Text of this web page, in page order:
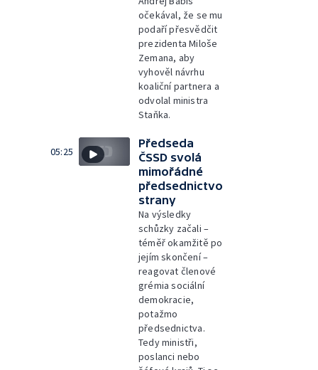
očekával, že se mu
podaří přesvědčit
prezidenta Miloše
Zemana, aby
vyhověl návrhu
koaliční partnera a
odvolal ministra
Staňka.
05:25
Předseda
ČSSD svolá
mimořádné
předsednictvo
strany
Na výsledky
schůzky začali –
téměř okamžitě po
jejím skončení –
reagovat členové
grémia sociální
demokracie,
potažmo
předsednictva.
Tedy ministři,
poslanci nebo